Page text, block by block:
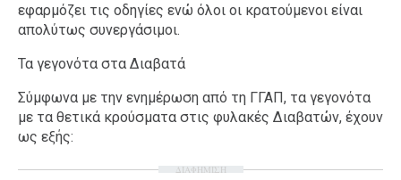
εφαρμόζει τις οδηγίες ενώ όλοι οι κρατούμενοι είναι
απολύτως συνεργάσιμοι.
Τα γεγονότα στα Διαβατά
Σύμφωνα με την ενημέρωση από τη ΓΓΑΠ, τα γεγονότα
με τα θετικά κρούσματα στις φυλακές Διαβατών, έχουν
ως εξής:
ΔΙΑΦΗΜΙΣΗ